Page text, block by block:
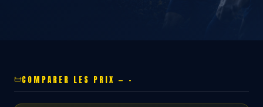
COMPARER LES PRIX — -